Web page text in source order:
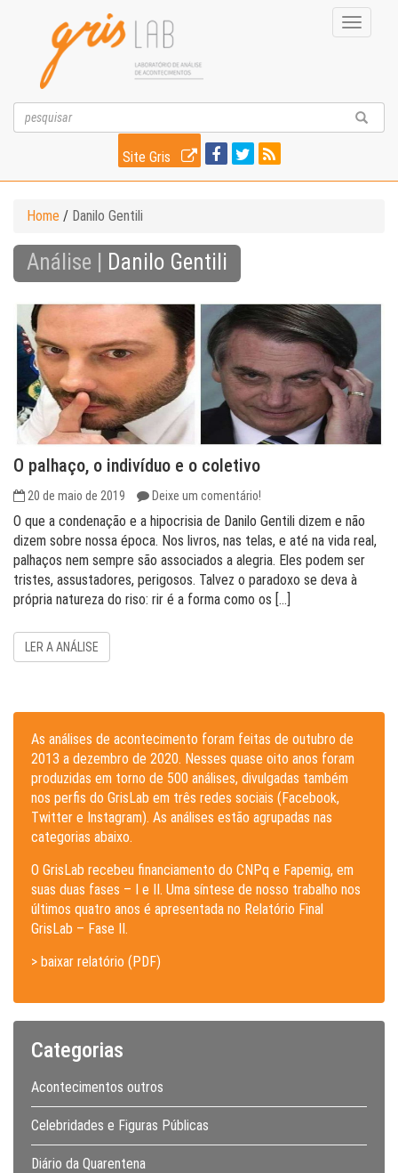
Toggle
Site Gris
Home / Danilo Gentili
Análise | Danilo Gentili
O palhaço, o indivíduo e o coletivo
20 de maio de 2019 Deixe um comentário!
O que a condenação e a hipocrisia de Danilo Gentili dizem e não
dizem sobre nossa época. Nos livros, nas telas, e até na vida real,
palhaços nem sempre são associados a alegria. Eles podem ser
tristes, assustadores, perigosos. Talvez o paradoxo se deva à
própria natureza do riso: rir é a forma como os […]
LER A ANÁLISE
As análises de acontecimento foram feitas de outubro de
2013 a dezembro de 2020. Nesses quase oito anos foram
produzidas em torno de 500 análises, divulgadas também
nos perfis do GrisLab em três redes sociais (Facebook,
Twitter e Instagram). As análises estão agrupadas nas
categorias abaixo.
O GrisLab recebeu financiamento do CNPq e Fapemig, em
suas duas fases – I e II. Uma síntese de nosso trabalho nos
últimos quatro anos é apresentada no Relatório Final
GrisLab – Fase II.
> baixar relatório (PDF)
Categorias
Acontecimentos outros
Celebridades e Figuras Públicas
Diário da Quarentena